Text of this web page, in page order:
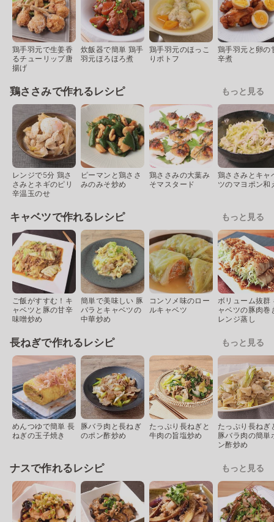
鶏手羽元で生姜香
るチューリップ唐
揚げ
炊飯器で簡単 鶏手
羽元ほろほろ煮
鶏手羽元のほっこ
りポトフ
鶏手羽元と卵の
辛煮
鶏ささみで作れるレシピ もっと見る
レンジで5分 鶏さ
さみとネギのピリ
辛温玉のせ
ピーマンと鶏ささ
みのみそ炒め
鶏ささみの大葉み
そマスタード
鶏ささみとキャ
ツのマヨポン和
キャベツで作れるレシピ もっと見る
ご飯がすすむ！キ
ャベツと豚の甘辛
味噌炒め
簡単で美味しい 豚
バラとキャベツの
中華炒め
コンソメ味のロー
ルキャベツ
ボリューム抜群
ャベツの豚肉巻
レンジ蒸し
長ねぎで作れるレシピ もっと見る
めんつゆで簡単 長
ねぎの玉子焼き
豚バラ肉と長ねぎ
のポン酢炒め
たっぷり長ねぎと
牛肉の旨塩炒め
たっぷり長ねぎ
豚バラ肉の簡単
ン酢炒め
ナスで作れるレシピ もっと見る